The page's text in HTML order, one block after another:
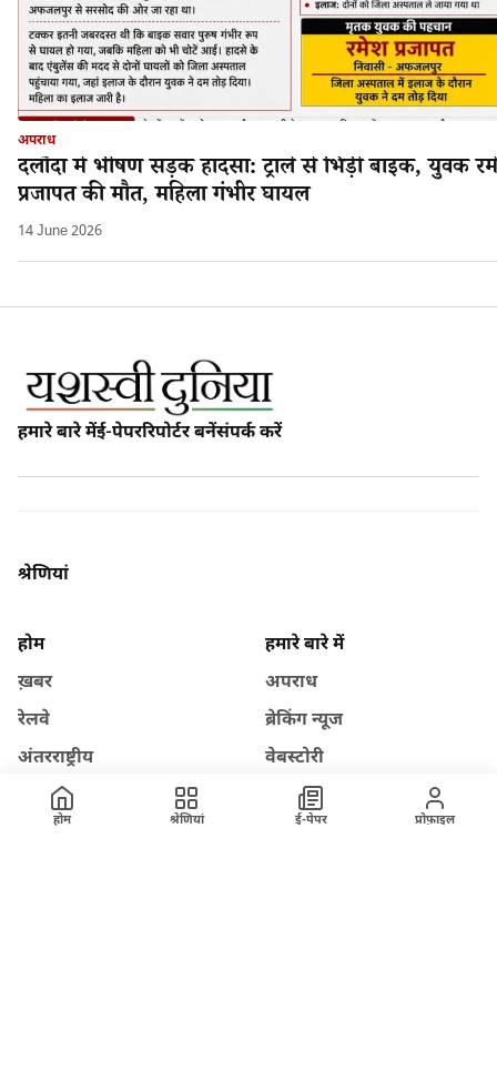
अपराध
दलौदा में भीषण सड़क हादसा: ट्राले से भिड़ी बाइक, युवक
प्रजापत की मौत, महिला गंभीर घायल
14 June 2026
हमारे बारे मेंई-पेपररिपोर्टर बनेंसंपर्क करें
श्रेणियां
होम
हमारे बारे में
ख़बर
अपराध
रेलवे
ब्रेकिंग न्यूज
अंतरराष्ट्रीय
वेबस्टोरी
विज्ञापन
राजनीति
होम श्रेणियां ई-पेपर प्रोफ़ाइल